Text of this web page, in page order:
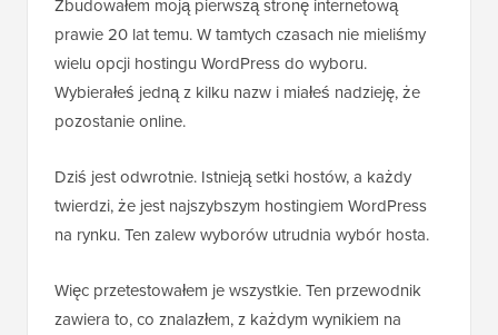
Zbudowałem moją pierwszą stronę internetową
prawie 20 lat temu. W tamtych czasach nie mieliśmy
wielu opcji hostingu WordPress do wyboru.
Wybierałeś jedną z kilku nazw i miałeś nadzieję, że
pozostanie online.
Dziś jest odwrotnie. Istnieją setki hostów, a każdy
twierdzi, że jest najszybszym hostingiem WordPress
na rynku. Ten zalew wyborów utrudnia wybór hosta.
Więc przetestowałem je wszystkie. Ten przewodnik
zawiera to, co znalazłem, z każdym wynikiem na